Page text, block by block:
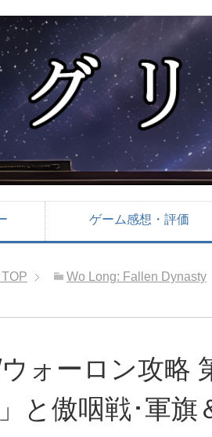
ゲーム感想・評価
TOP Wo Long: Fallen Dynasty
ォーロン攻略
と傲咽戦･軍旗